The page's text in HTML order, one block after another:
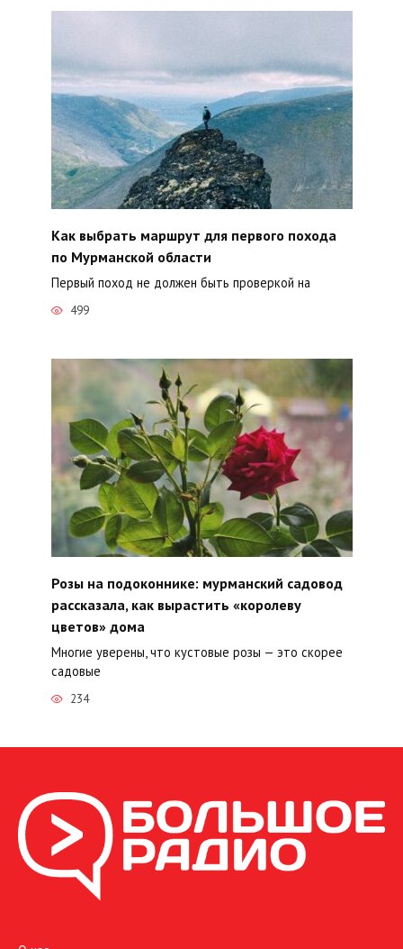
Как выбрать маршрут для первого похода
по Мурманской области
Первый поход не должен быть проверкой на
499
Розы на подоконнике: мурманский садовод
рассказала, как вырастить «королеву
цветов» дома
Многие уверены, что кустовые розы — это скорее
садовые
234